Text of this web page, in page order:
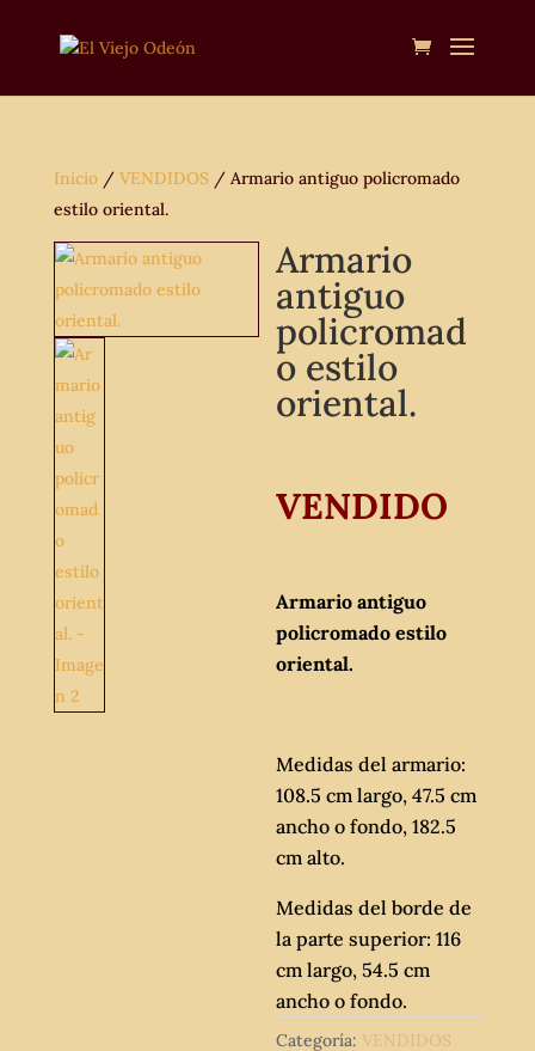
Inicio/ VENDIDOS/ Armario antiguo policromado
estilo oriental.
Armario
antiguo
policromad
o estilo
oriental.
VENDIDO
Armario antiguo
policromado estilo
oriental.
Medidas del armario:
108.5 cm largo, 47.5 cm
ancho o fondo, 182.5
cm alto.
Medidas del borde de
la parte superior: 116
cm largo, 54.5 cm
ancho o fondo.
Categoría: VENDIDOS